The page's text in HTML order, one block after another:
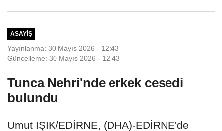
ASAYIŞ
Yayınlanma: 30 Mayıs 2026 - 12:43
Güncelleme: 30 Mayıs 2026 - 12:43
Tunca Nehri'nde erkek cesedi
bulundu
Umut IŞIK/EDİRNE, (DHA)-EDİRNE'de